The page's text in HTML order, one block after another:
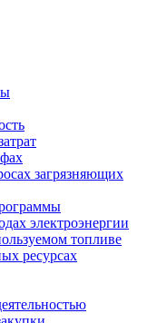
загрязняющих
электроэнергии
топливе
ресурсах